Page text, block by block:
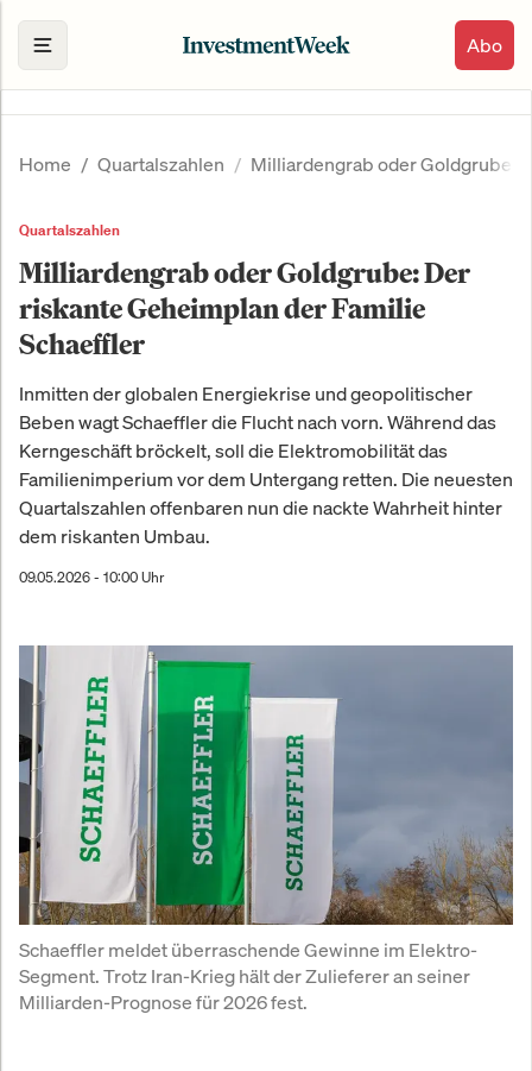
Abo
Home Quartalszahlen Milliardengrab oder Goldgrube:
Quartalszahlen
Milliardengrab oder Goldgrube: Der
riskante Geheimplan der Familie
Schaeffler
Inmitten der globalen Energiekrise und geopolitischer
Beben wagt Schaeffler die Flucht nach vorn. Während das
Kerngeschäft bröckelt, soll die Elektromobilität das
Familienimperium vor dem Untergang retten. Die neuesten
Quartalszahlen offenbaren nun die nackte Wahrheit hinter
dem riskanten Umbau.
09.05.2026 - 10:00 Uhr
Schaeffler meldet überraschende Gewinne im Elektro-
Segment. Trotz Iran-Krieg hält der Zulieferer an seiner
Milliarden-Prognose für 2026 fest.